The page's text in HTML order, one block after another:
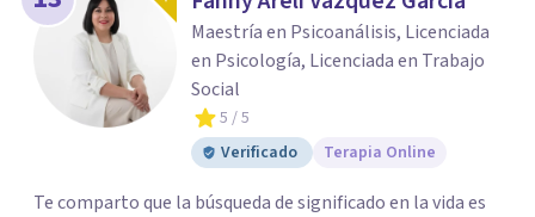
Maestría en Psicoanálisis, Licenciada
en Psicología, Licenciada en Trabajo
Social
5 / 5
Verificado
Terapia Online
Te comparto que la búsqueda de significado en la vida es